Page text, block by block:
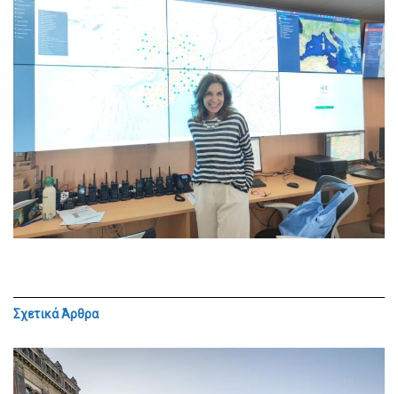
ΣχετικάΆρθρα